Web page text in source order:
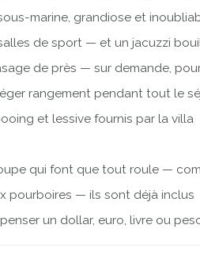
marine, grandiose et
de sport — et un jacuzzi
de près — sur demande,
rangement pendant tout le
et lessive fournis par la villa
qui font que tout roule —
pourboires — ils sont déjà inclus
un dollar, euro, livre ou